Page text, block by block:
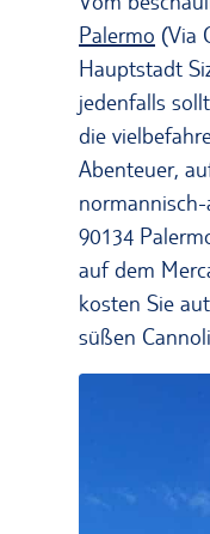
Palermo (Via
Hauptstadt
jedenfalls
die
Abenteuer,
90134
auf dem
kosten Sie
süßen